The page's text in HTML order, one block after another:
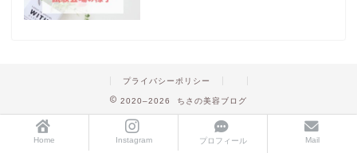
プライバシーポリシー
2020–2026 ちさの美容ブログ
Home Instagram プロフィール Mail